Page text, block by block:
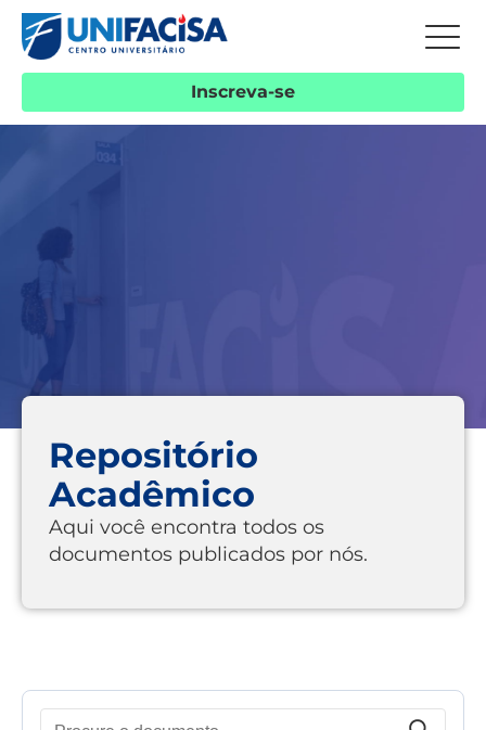
Inscreva-se
Repositório
Acadêmico
Aqui você encontra todos os
documentos publicados por nós.